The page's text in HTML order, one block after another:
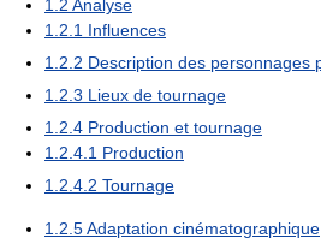
1.2 Analyse
1.2.1 Influences
1.2.2 Description des personnages
1.2.3 Lieux de tournage
1.2.4 Production et tournage
1.2.4.1 Production
1.2.4.2 Tournage
1.2.5Adaptation cinématographique